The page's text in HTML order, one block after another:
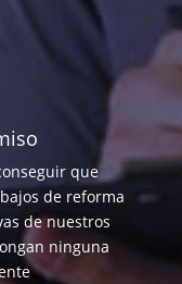
que
de reforma
de nuestros
ninguna